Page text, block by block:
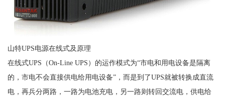
山特UPS电源在线式及原理
在线式UPS（On-Line UPS）的运作模式为“市电和用电设备是隔离
的，市电不会直接供电给用电设备”，而是到了UPS就被转换成直流
电，再兵分两路，一路为电池充电，另一路则转回交流电，供电给